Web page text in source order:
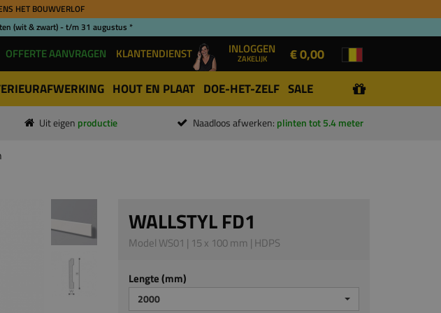
HET BOUWVERLOF
(wit & zwart) - t/m 31 augustus *
OFFERTE AANVRAGEN KLANTENDIENST INLOGGEN
ZAKELIJK € 0,00
HOUT EN PLAAT DOE-HET-ZELF SALE
Uit eigen productie Naadloos afwerken: plinten tot 5.4 meter
WALLSTYL FD1
Model WS01 | 15 x 100 mm | HDPS
Lengte (mm)
2000